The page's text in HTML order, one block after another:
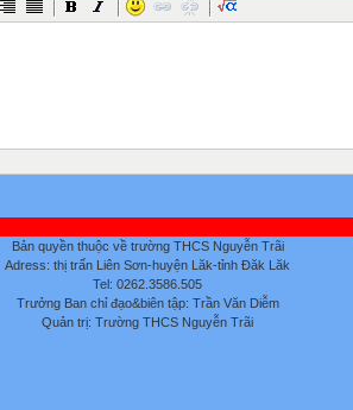
Bản quyền thuộc về trường THCS Nguyễn Trãi
Adress: thị trấn Liên Sơn-huyện Lăk-tỉnh Đăk Lăk
Tel: 0262.3586.505
Trưởng Ban chỉ đạo&biên tập: Trần Văn Diễm
Quản trị: Trường THCS Nguyễn Trãi